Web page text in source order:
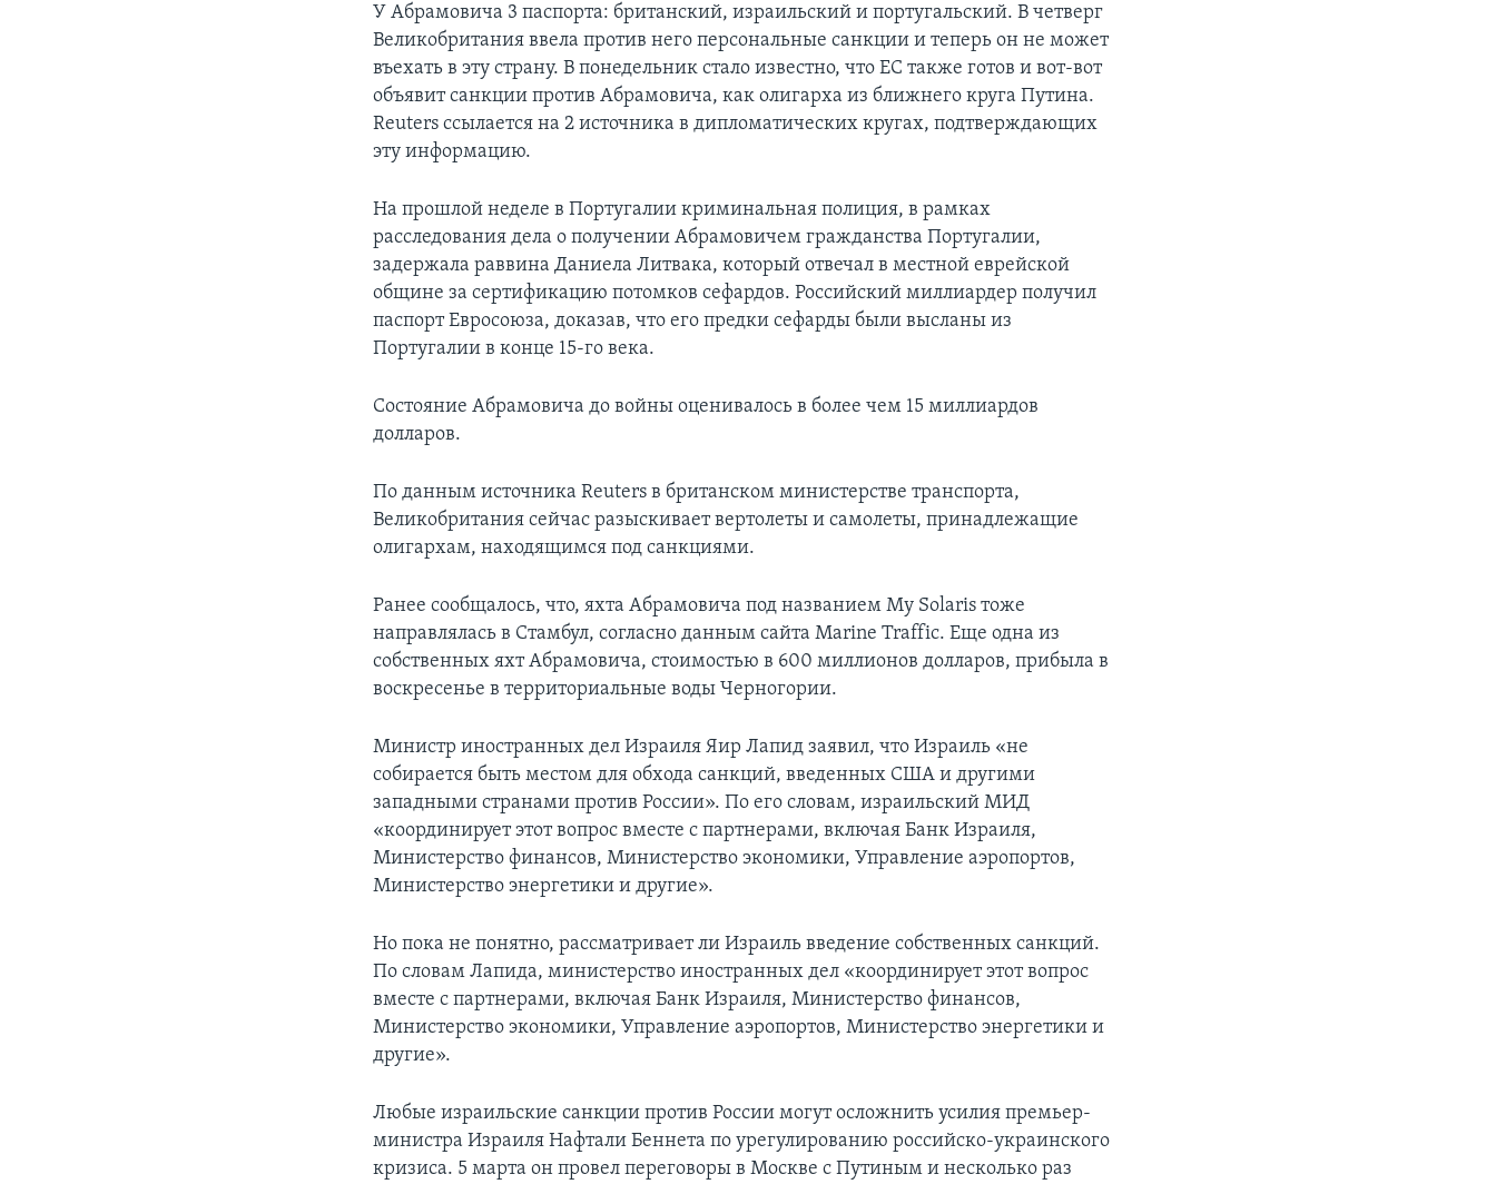
У Абрамовича 3 паспорта: британский, израильский и португальский. В четверг
Великобритания ввела против него персональные санкции и теперь он не может
въехать в эту страну. В понедельник стало известно, что EC также готов и вот-вот
объявит санкции против Абрамовича, как олигарха из ближнего круга Путина.
Reuters ссылается на 2 источника в дипломатических кругах, подтверждающих
эту информацию.
На прошлой неделе в Португалии криминальная полиция, в рамках
расследования дела о получении Абрамовичем гражданства Португалии,
задержала раввина Даниела Литвака, который отвечал в местной еврейской
общине за сертификацию потомков сефардов. Российский миллиардер получил
паспорт Евросоюза, доказав, что его предки сефарды были высланы из
Португалии в конце 15-го века.
Состояние Абрамовича до войны оценивалось в более чем 15 миллиардов
долларов.
По данным источника Reuters в британском министерстве транспорта,
Великобритания сейчас разыскивает вертолеты и самолеты, принадлежащие
олигархам, находящимся под санкциями.
Ранее сообщалось, что, яхта Абрамовича под названием My Solaris тоже
направлялась в Стамбул, согласно данным сайта Marine Traffic. Еще одна из
собственных яхт Абрамовича, стоимостью в 600 миллионов долларов, прибыла в
воскресенье в территориальные воды Черногории.
Министр иностранных дел Израиля Яир Лапид заявил, что Израиль «не
собирается быть местом для обхода санкций, введенных США и другими
западными странами против России». По его словам, израильский МИД
«координирует этот вопрос вместе с партнерами, включая Банк Израиля,
Министерство финансов, Министерство экономики, Управление аэропортов,
Министерство энергетики и другие».
Но пока не понятно, рассматривает ли Израиль введение собственных санкций.
По словам Лапида, министерство иностранных дел «координирует этот вопрос
вместе с партнерами, включая Банк Израиля, Министерство финансов,
Министерство экономики, Управление аэропортов, Министерство энергетики и
другие».
Любые израильские санкции против России могут осложнить усилия премьер-
министра Израиля Нафтали Беннета по урегулированию российско-украинского
кризиса. 5 марта он провел переговоры в Москве с Путиным и несколько раз